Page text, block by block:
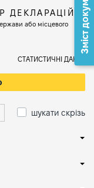
ДЕКЛАРАЦІЙ
або місцевого
СТАТИСТИЧНІ ДАНІ
шукати скрізь
Зміст документа